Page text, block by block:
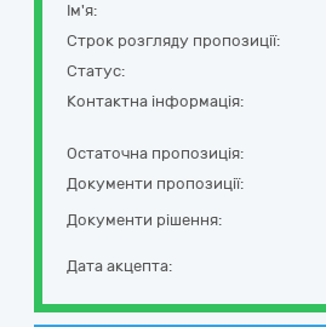
Ім'я:
Строк розгляду пропозиції:
Статус:
Контактна інформація:
Остаточна пропозиція:
Документи пропозиції:
Документи рішення:
Дата акцепта: